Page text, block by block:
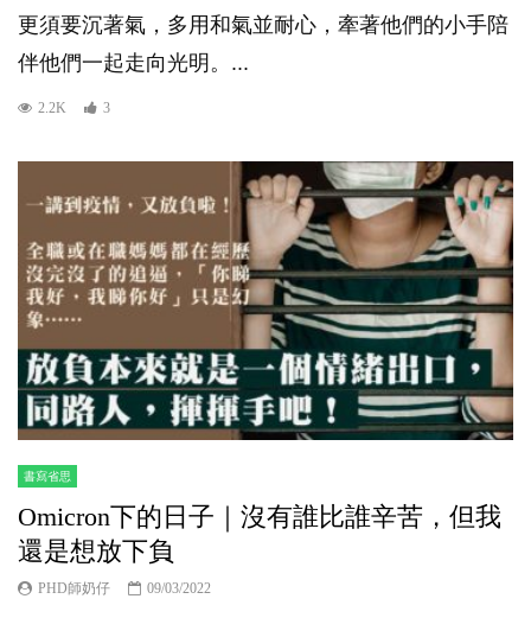
更須要沉著氣，多用和氣並耐心，牽著他們的小手陪
伴他們一起走向光明。...
2.2K 3
書寫省思
Omicron下的日子｜沒有誰比誰辛苦，但我
還是想放下負
PHD師奶仔 09/03/2022